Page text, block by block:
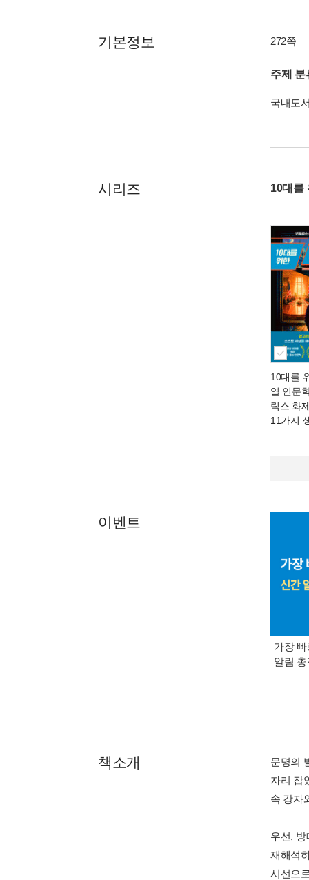
기본정보 272쪽
주제 분
국내도
시리즈 10대를
10대를
열 인문
릭스 화
11가지
이벤트
가장
알림
책소개
문명의
자리 잡
속 강자
우선,
재해석
시선으